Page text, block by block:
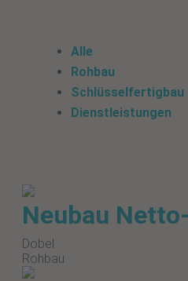
Alle
Rohbau
Schlüsselfertigbau
Dienstleistungen
Neubau
Dobel
Rohbau